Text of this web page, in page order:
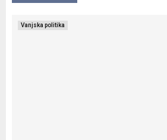
Vanjska politika